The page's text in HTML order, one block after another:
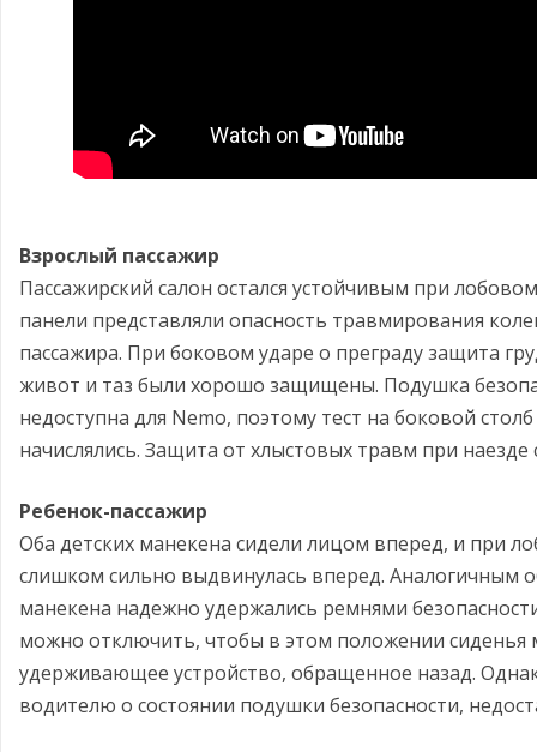
Взрослый пассажир
Пассажирский салон остался устойчивым при
панели представляли опасность травмирования
пассажира. При боковом ударе о преграду защита
живот и таз были хорошо защищены. Подушка
недоступна для Nemo, поэтому тест на боковой
начислялись. Защита от хлыстовых травм при наезде
Ребенок-пассажир
Оба детских манекена сидели лицом вперед, и при
слишком сильно выдвинулась вперед. Аналогичным
манекена надежно удержались ремнями
можно отключить, чтобы в этом положении сиденья
удерживающее устройство, обращенное назад.
водителю о состоянии подушки безопасности,